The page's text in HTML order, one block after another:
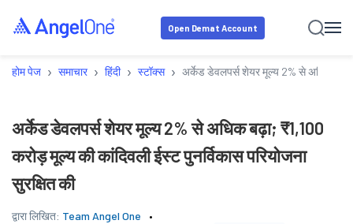
Open Demat Account
होम पेज › समाचार › हिंदी › स्टॉक्स › अर्केड डेवलपर्स शेयर मूल्य 2% से अधिक बढ़ा;
अर्केड डेवलपर्स शेयर मूल्य 2% से अधिक बढ़ा; ₹1,100
करोड़ मूल्य की कांदिवली ईस्ट पुनर्विकास परियोजना
सुरक्षित की
द्वारा लिखित: Team Angel One